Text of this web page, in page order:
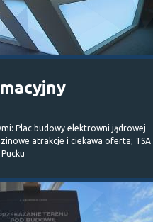
Plac budowy elektrowni jądrowej
atrakcje i ciekawa oferta; TSA